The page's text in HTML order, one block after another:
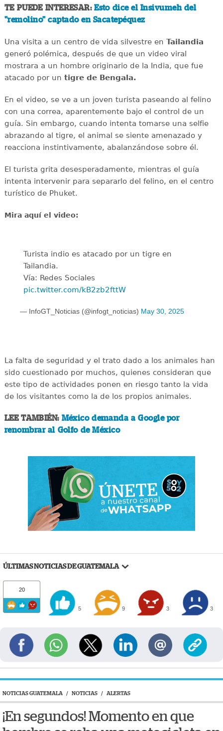
TE PUEDE INTERESAR:Esto dice el Insivumeh del
"remolino" captado en Sacatepéquez
Una visita a un centro de vida silvestre en Tailandia
generó polémica, después de que un video viral
mostrara a un hombre originario de la India, que fue
atacado por un tigre de Bengala.
En el video, se ve a un joven turista paseando al felino
con una correa, aparentemente bajo el control de un
guía. Sin embargo, cuando intenta tomarse una selfie
abrazando al tigre, el animal se siente amenazado y
reacciona instintivamente, abalanzándose sobre él.
El turista grita desesperadamente, mientras el guía
intenta intervenir para separarlo del felino, en el centro
turístico de Phuket.
Mira aquí el video:
Turista indio es atacado por un tigre en
Tailandia.
Vía: Redes Sociales
pic.twitter.com/kB2zb2fttW
— InfoGT_Noticias (@infogt_noticias) May 30, 2025
La falta de seguridad y el trato dado a los animales han
sido cuestionado por muchos, quienes consideran que
este tipo de actividades ponen en riesgo tanto la vida
de los visitantes como la de los propios animales.
LEE TAMBIÉN: México demanda a Google por
renombrar al Golfo de México
ÚLTIMAS NOTICIAS DE GUATEMALA
20
5 9 3 3
NOTICIAS GUATEMALA / NOTICIAS / ALERTAS
¡En segundos! Momento en que